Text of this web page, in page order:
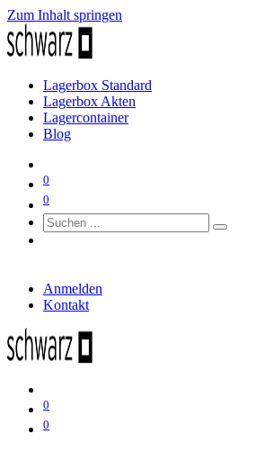
Zum Inhalt springen
Lagerbox Standard
Lagerbox Akten
Lagercontainer
Blog
0
0
Anmelden
Kontakt
0
0